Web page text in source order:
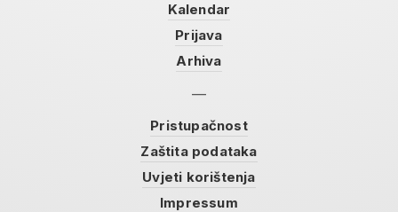
Kalendar
Prijava
Arhiva
Pristupačnost
Zaštita podataka
Uvjeti korištenja
Impressum